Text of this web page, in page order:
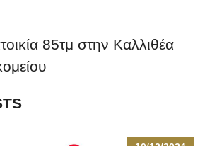
85τμ στην Καλλιθέα